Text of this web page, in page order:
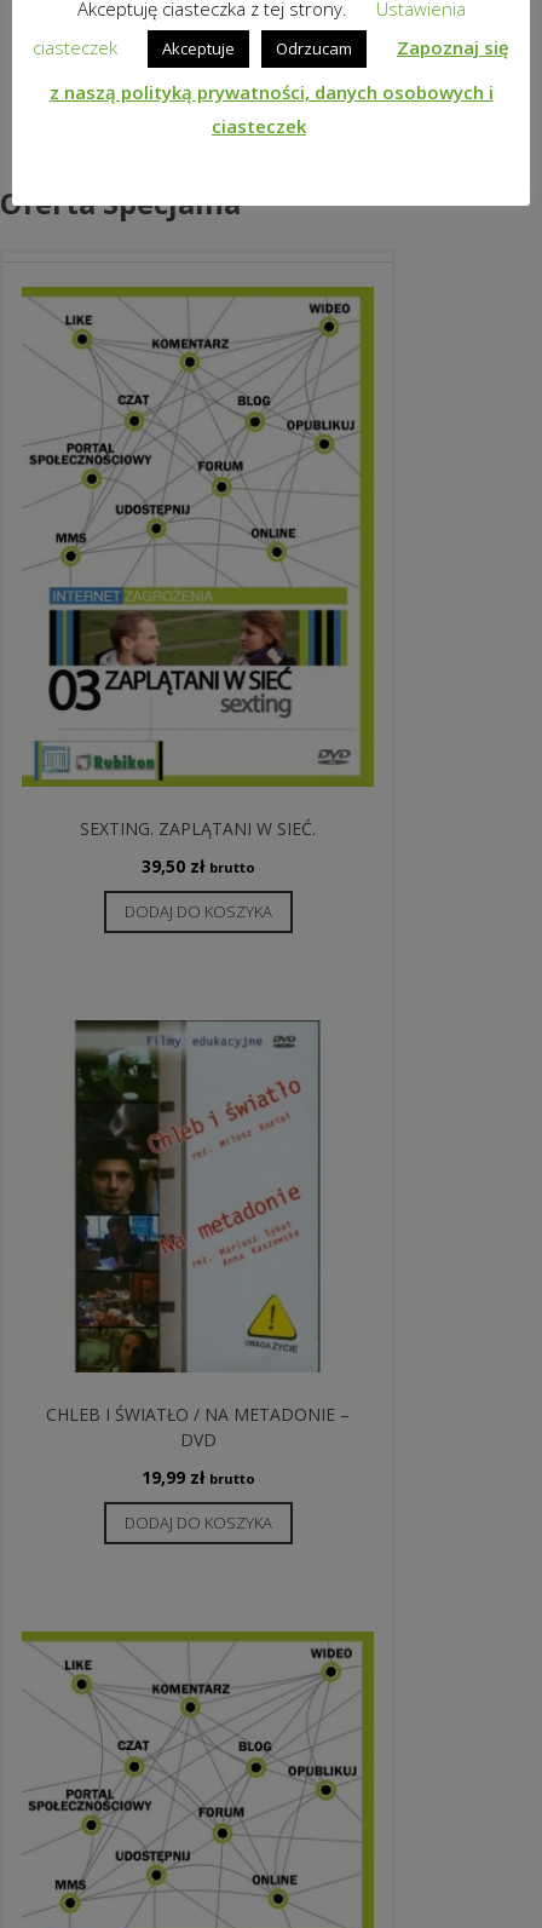
Oferta Specjalna
SEXTING. ZAPLĄTANI W SIEĆ.
39,50 zł brutto
DODAJ DO KOSZYKA
CHLEB I ŚWIATŁO / NA METADONIE –
DVD
19,99 zł brutto
DODAJ DO KOSZYKA
Akceptuję ciasteczka z tej strony.
Ustawienia
ciasteczek
Akceptuje Odrzucam
Zapoznaj się
z naszą polityką prywatności, danych osobowych i
ciasteczek